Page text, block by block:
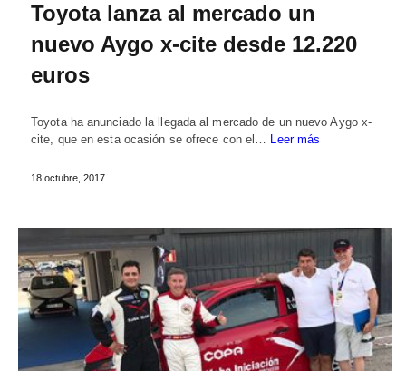
Toyota lanza al mercado un
nuevo Aygo x-cite desde 12.220
euros
Toyota ha anunciado la llegada al mercado de un nuevo Aygo x-
cite, que en esta ocasión se ofrece con el… Leer más
18 octubre, 2017